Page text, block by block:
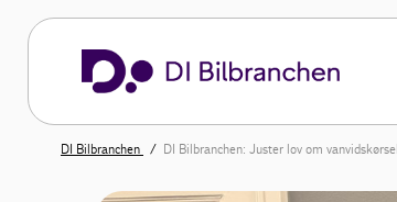
DI Bilbranchen DI Bilbranchen: Juster lov om vanvidskørsel